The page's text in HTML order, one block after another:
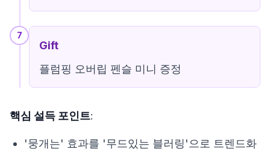
7
Gift
플럼핑 오버립 펜슬 미니 증정
핵심 설득 포인트:
'뭉개는' 효과를 '무드있는 블러링'으로 트렌드화